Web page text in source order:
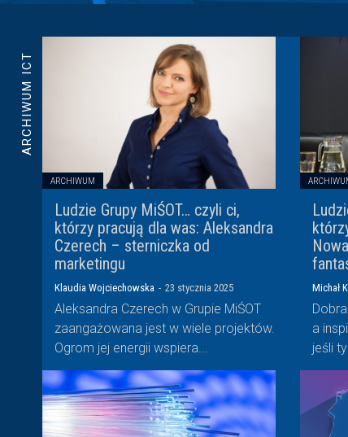
ARCHIWUM ICT
ARCHIWUM
Ludzie Grupy MiŚOT… czyli ci,
którzy pracują dla was: Aleksandra
Czerech – sterniczka od
marketingu
Klaudia Wojciechowska - 23 stycznia 2025
Aleksandra Czerech w Grupie MiŚOT
zaangażowana jest w wiele projektów.
Ogrom jej energii wspiera...
Michał
a
jeśli